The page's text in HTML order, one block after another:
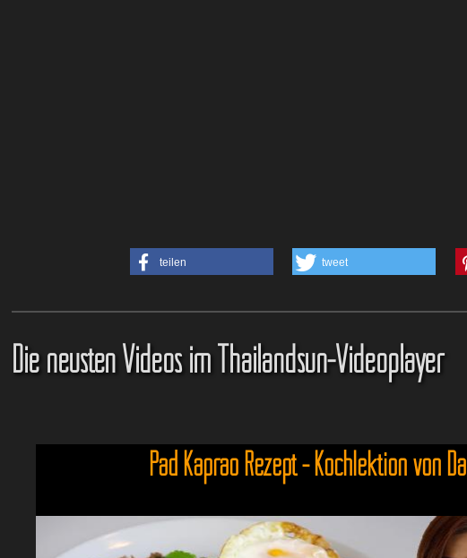
teilen tweet
Die neusten Videos im Thailandsun-Videoplayer
Pad Kaprao Rezept - Kochlektion von Da